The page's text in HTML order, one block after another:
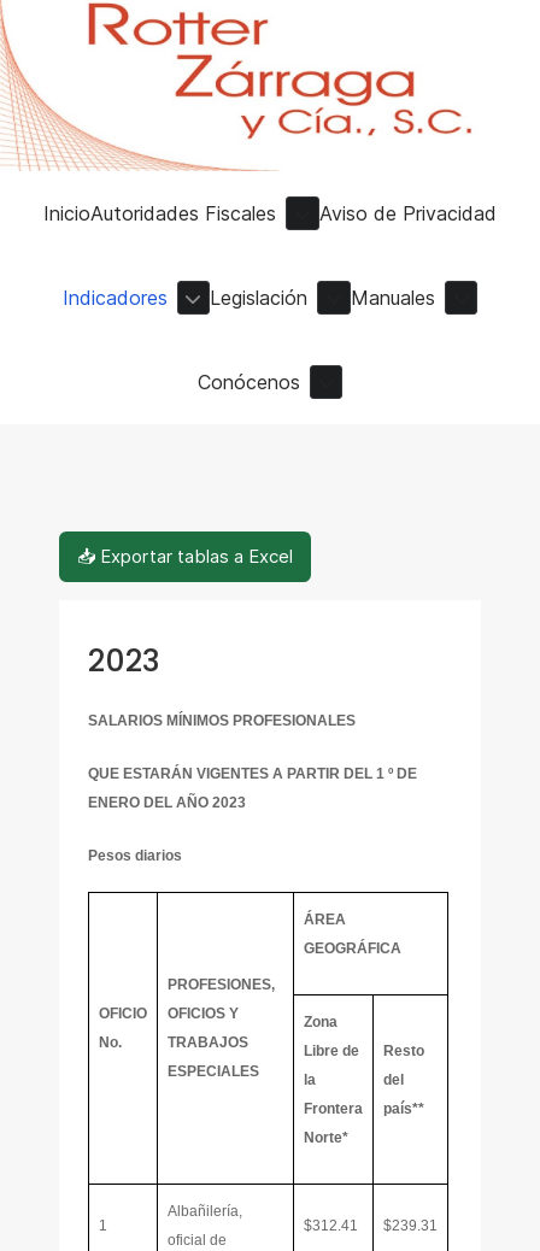
InicioAutoridades Fiscales Aviso de Privacidad
Indicadores Legislación Manuales
Conócenos
📥 Exportar tablas a Excel
2023
SALARIOS MÍNIMOS PROFESIONALES
QUE ESTARÁN VIGENTES A PARTIR DEL 1 º DE
ENERO DEL AÑO 2023
Pesos diarios
OFICIO
No.
PROFESIONES,
OFICIOS Y
TRABAJOS
ESPECIALES
ÁREA
GEOGRÁFICA
Zona
Libre de
la
Frontera
Norte*
Resto
del
país**
1
Albañilería,
oficial de
$312.41 $239.31